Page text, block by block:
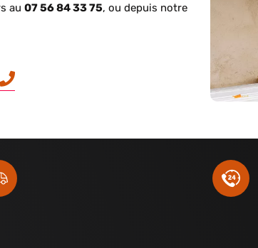
au 07 56 84 33 75, ou depuis notre